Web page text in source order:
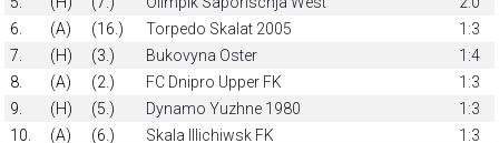
6.
(A) (16.) Torpedo Skalat 2005
1:3
7.
(H) (3.) Bukovyna Oster
1:4
8.
(A) (2.) FC Dnipro Upper FK
1:3
9.
(H) (5.) Dynamo Yuzhne 1980
1:3
10.
(A) (6.) Skala Illichiwsk FK
1:3